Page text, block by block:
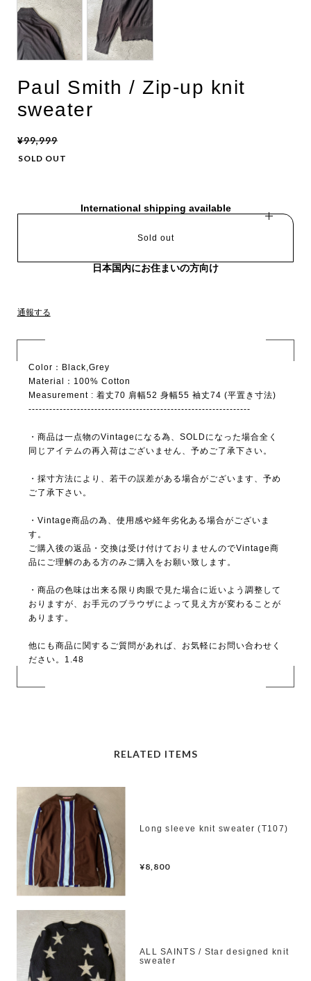
Paul Smith / Zip-up knit
sweater
¥99,999
SOLD OUT
International shipping available
Sold out
日本国内にお住まいの方向け
通報する
Color：Black,Grey
Material：100% Cotton
Measurement : 着丈70 肩幅52 身幅55 袖丈74 (平置き寸法)
----------------------------------------------------------------
・商品は一点物のVintageになる為、SOLDになった場合全く
同じアイテムの再入荷はございません、予めご了承下さい。
・採寸方法により、若干の誤差がある場合がございます、予め
ご了承下さい。
・Vintage商品の為、使用感や経年劣化ある場合がございま
す。
ご購入後の返品・交換は受け付けておりませんのでVintage商
品にご理解のある方のみご購入をお願い致します。
・商品の色味は出来る限り肉眼で見た場合に近いよう調整して
おりますが、お手元のブラウザによって見え方が変わることが
あります。
他にも商品に関するご質問があれば、お気軽にお問い合わせく
ださい。1.48
RELATED ITEMS
Long sleeve knit sweater (T107)
¥8,800
ALL SAINTS / Star designed knit
sweater